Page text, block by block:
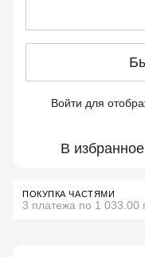
Войти для
В избранное
ПОКУПКА ЧАСТЯМИ
3 платежа по 1 033.00